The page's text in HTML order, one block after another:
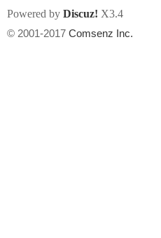
Powered by Discuz! X3.4
© 2001-2017 Comsenz Inc.